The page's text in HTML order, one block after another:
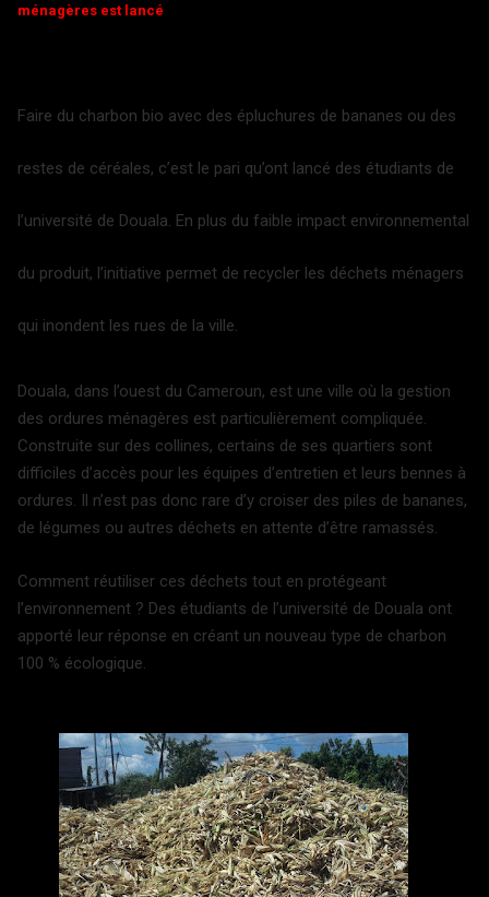
ménagères est lancé
Faire du charbon bio avec des épluchures de bananes ou des
restes de céréales, c’est le pari qu’ont lancé des étudiants de
l’université de Douala. En plus du faible impact environnemental
du produit, l’initiative permet de recycler les déchets ménagers
qui inondent les rues de la ville.
Douala, dans l’ouest du Cameroun, est une ville où la gestion
des ordures ménagères est particulièrement compliquée.
Construite sur des collines, certains de ses quartiers sont
difficiles d’accès pour les équipes d’entretien et leurs bennes à
ordures. Il n’est pas donc rare d’y croiser des piles de bananes,
de légumes ou autres déchets en attente d’être ramassés.
Comment réutiliser ces déchets tout en protégeant
l’environnement ? Des étudiants de l’université de Douala ont
apporté leur réponse en créant un nouveau type de charbon
100 % écologique.